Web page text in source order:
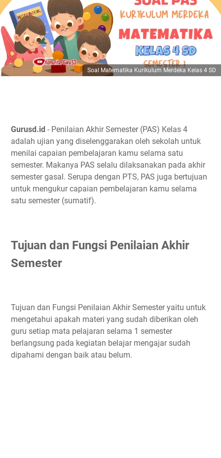
Soal Matematika Kurikulum Merdeka Kelas 4 SD
Gurusd.id - Penilaian Akhir Semester (PAS) Kelas 4
adalah ujian yang diselenggarakan oleh sekolah untuk
menilai capaian pembelajaran kamu selama satu
semester. Makanya PAS selalu dilaksanakan pada akhir
semester gasal. Serupa dengan PTS, PAS juga bertujuan
untuk mengukur capaian pembelajaran kamu selama
satu semester (sumatif).
Tujuan dan Fungsi Penilaian Akhir
Semester
Tujuan dan Fungsi Penilaian Akhir Semester yaitu untuk
mengetahui apakah materi yang sudah diberikan oleh
guru setiap mata pelajaran selama 1 semester
berlangsung pada kegiatan belajar mengajar sudah
dipahami dengan baik atau belum.